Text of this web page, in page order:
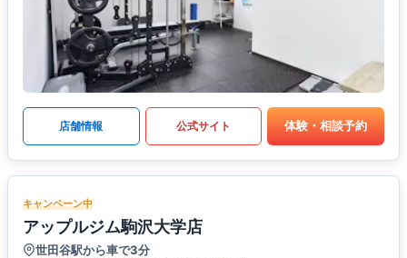
店舗情報 公式サイト 体験・相談予約
キャンペーン中
アップルジム駒沢大学店
世田谷駅から車で3分